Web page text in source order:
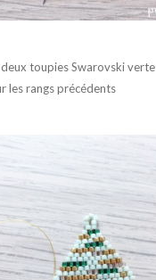
toupies Swarovski
les rangs précédents